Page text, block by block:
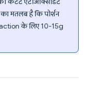
का मतलब है कि पोर्शन
के लिए 10-15g